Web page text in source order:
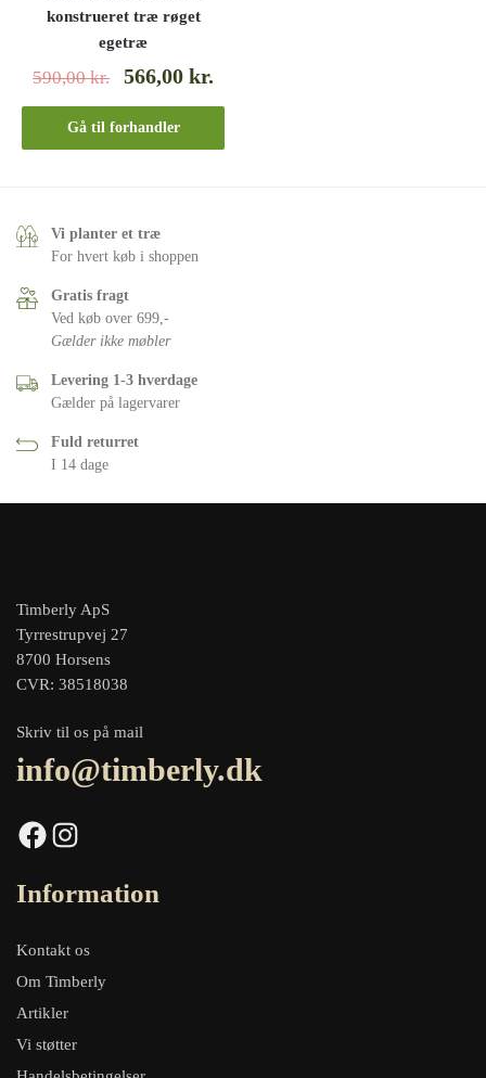
konstrueret træ røget
egetræ
590,00kr. 566,00kr.
Gå til forhandler
Vi planter et træ
For hvert køb i shoppen
Gratis fragt
Ved køb over 699,-
Gælder ikke møbler
Levering 1-3 hverdage
Gælder på lagervarer
Fuld returret
I 14 dage
Timberly ApS
Tyrrestrupvej 27
8700 Horsens
CVR: 38518038
Skriv til os på mail
info@timberly.dk
Facebook Instagram
Information
Kontakt os
Om Timberly
Artikler
Vi støtter